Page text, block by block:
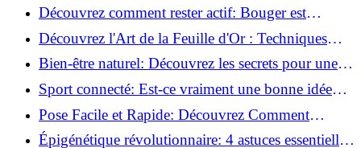
Astuces et secrets révélés!
Découvrez comment rester actif: Bouger est
toujours possible!
Découvrez l'Art de la Feuille d'Or : Techniques
Incontournables pour Réussir!
Bien-être naturel: Découvrez les secrets pour une
vie saine!
Sport connecté: Est-ce vraiment une bonne idée
pour vous?
Pose Facile et Rapide: Découvrez Comment
Monter des Carreaux de Béton Cellulaire!
Épigénétique révolutionnaire: 4 astuces essentielles